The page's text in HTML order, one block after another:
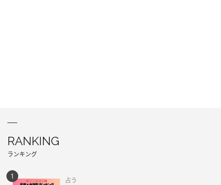
RANKING
ランキング
占う